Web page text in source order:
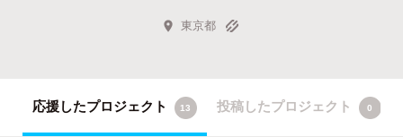
東京都
応援したプロジェクト 13 投稿したプロジェクト 0